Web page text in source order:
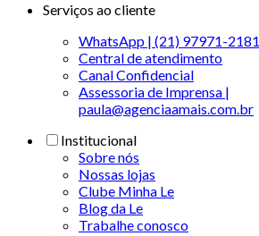
Serviços ao cliente
WhatsApp | (21) 97971-2181
Central de atendimento
Canal Confidencial
Assessoria de Imprensa |
paula@agenciaamais.com.br
Institucional
Sobre nós
Nossas lojas
Clube Minha Le
Blog da Le
Trabalhe conosco